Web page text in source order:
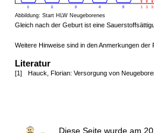
Abbildung: Start HLW Neugeborenes
Gleich nach der Geburt ist eine
Weitere Hinweise sind in den Anmerkungen der
Literatur
[1] Hauck, Florian: Versorgung von
Diese Seite wurde am